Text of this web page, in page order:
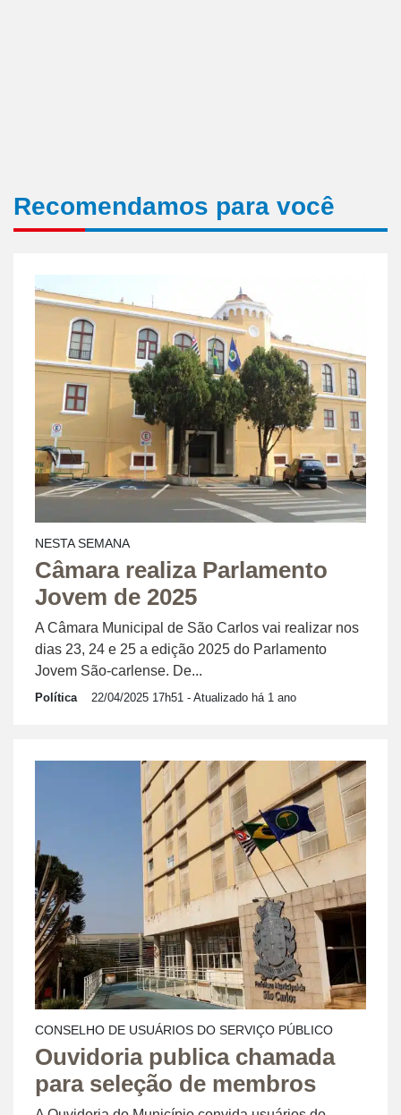
Recomendamos para você
NESTA SEMANA
Câmara realiza Parlamento
Jovem de 2025
A Câmara Municipal de São Carlos vai realizar nos
dias 23, 24 e 25 a edição 2025 do Parlamento
Jovem São-carlense. De...
Política 22/04/2025 17h51 - Atualizado há 1 ano
CONSELHO DE USUÁRIOS DO SERVIÇO PÚBLICO
Ouvidoria publica chamada
para seleção de membros